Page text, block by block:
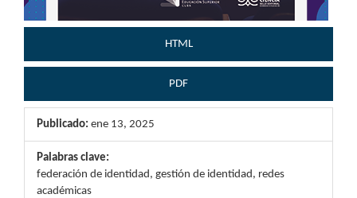
HTML
PDF
Publicado: ene 13, 2025
Palabras clave:
federación de identidad, gestión de identidad, redes
académicas